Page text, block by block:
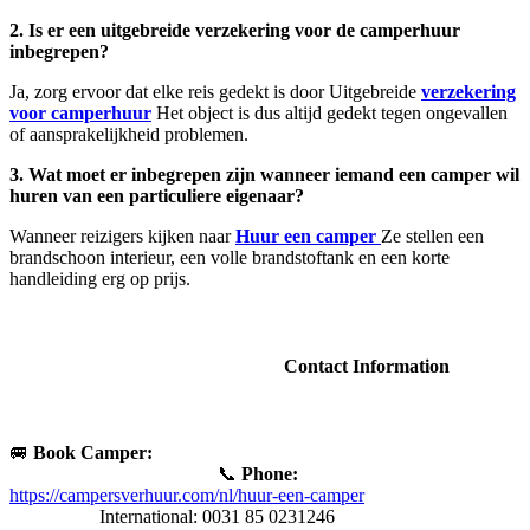
2. Is er een uitgebreide verzekering voor de camperhuur
inbegrepen?
Ja, zorg ervoor dat elke reis gedekt is door Uitgebreide verzekering
voor camperhuur Het object is dus altijd gedekt tegen ongevallen
of aansprakelijkheid problemen.
3. Wat moet er inbegrepen zijn wanneer iemand een camper wil
huren van een particuliere eigenaar?
Wanneer reizigers kijken naarHuur een camper Ze stellen een
brandschoon interieur, een volle brandstoftank en een korte
handleiding erg op prijs.
Contact Information
🚐 Book Camper:
📞 Phone:
https://campersverhuur.com/nl/huur-een-camper
International: 0031 85 0231246